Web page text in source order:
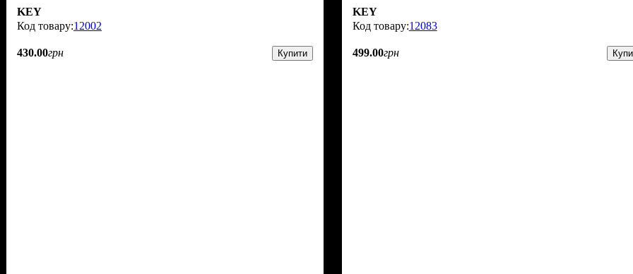
KEY
12002
430.00грн Купити
KEY
12083
499.00грн